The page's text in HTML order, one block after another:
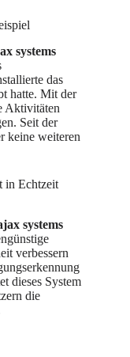
systems
das
hatte. Mit der
Aktivitäten
Seit der
keine weiteren
in Echtzeit
systems
verbessern
dieses System
die